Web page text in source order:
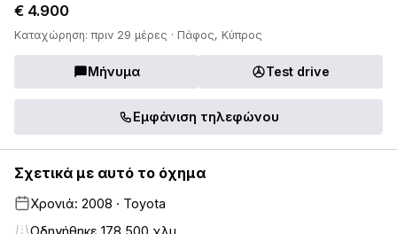
€ 4.900
Καταχώρηση: πριν 29 μέρες · Πάφος, Κύπρος
Μήνυμα Test drive
Εμφάνιση τηλεφώνου
Σχετικά με αυτό το όχημα
Χρονιά: 2008 · Toyota
Οδηγήθηκε 178.500 χλμ